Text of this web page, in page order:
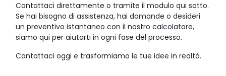
Contattaci direttamente o tramite il modulo qui sotto.
Se hai bisogno di assistenza, hai domande o desideri
un preventivo istantaneo con il nostro calcolatore,
siamo qui per aiutarti in ogni fase del processo.
Contattaci oggi e trasformiamo le tue idee in realtà.